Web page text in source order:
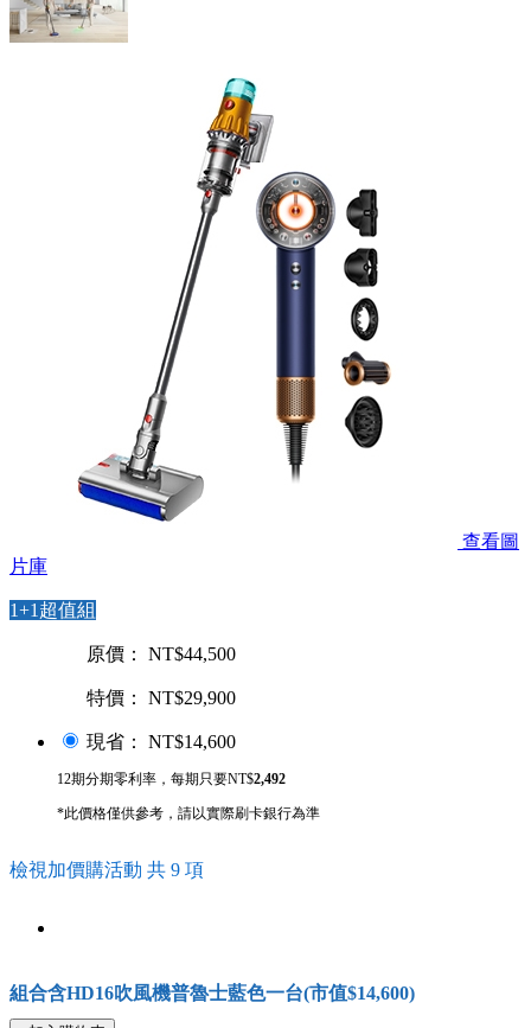
查看圖
片庫
1+1超值組
原價： NT$44,500
特價： NT$29,900
現省： NT$14,600
12期分期零利率，每期只要NT$2,492
*此價格僅供參考，請以實際刷卡銀行為準
檢視加價購活動 共 9 項
組合含HD16吹風機普魯士藍色一台(市值$14,600)